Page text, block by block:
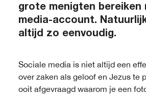
grote menigten bereiken
media-account.
altijd zo eenvoudig.
Sociale media is niet altijd een
over zaken als geloof en Jezus te
ooit afgevraagd waarom je een